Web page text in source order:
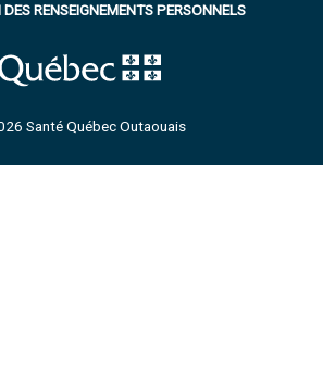
RENSEIGNEMENTS PERSONNELS
Santé Québec Outaouais